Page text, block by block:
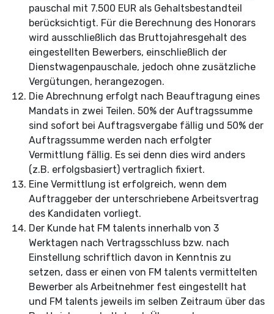
pauschal mit 7.500 EUR als Gehaltsbestandteil
berücksichtigt. Für die Berechnung des Honorars
wird ausschließlich das Bruttojahresgehalt des
eingestellten Bewerbers, einschließlich der
Dienstwagenpauschale, jedoch ohne zusätzliche
Vergütungen, herangezogen.
Die Abrechnung erfolgt nach Beauftragung eines
Mandats in zwei Teilen. 50% der Auftragssumme
sind sofort bei Auftragsvergabe fällig und 50% der
Auftragssumme werden nach erfolgter
Vermittlung fällig. Es sei denn dies wird anders
(z.B. erfolgsbasiert) vertraglich fixiert.
Eine Vermittlung ist erfolgreich, wenn dem
Auftraggeber der unterschriebene Arbeitsvertrag
des Kandidaten vorliegt.
Der Kunde hat FM talents innerhalb von 3
Werktagen nach Vertragsschluss bzw. nach
Einstellung schriftlich davon in Kenntnis zu
setzen, dass er einen von FM talents vermittelten
Bewerber als Arbeitnehmer fest eingestellt hat
und FM talents jeweils im selben Zeitraum über das